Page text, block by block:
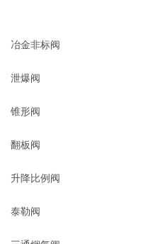
冶金非标阀
泄爆阀
锥形阀
翻板阀
升降比例阀
泰勒阀